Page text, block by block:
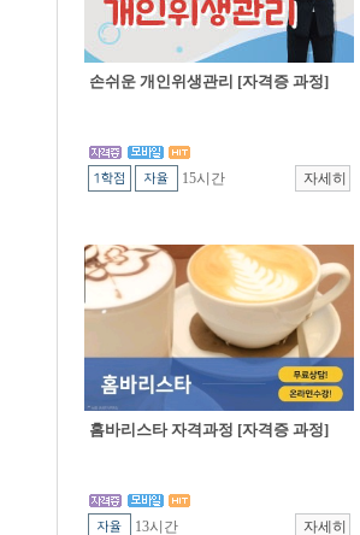
손쉬운 개인위생관리 [자격증 과정]
15시간
홈바리스타 자격과정 [자격증 과정]
13시간